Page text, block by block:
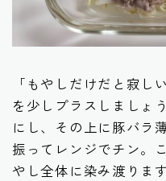
「もやしだけだと寂し
を少しプラスしましょ
にし、その上に豚バラ
振ってレンジでチン。
やし全体に染み渡ります